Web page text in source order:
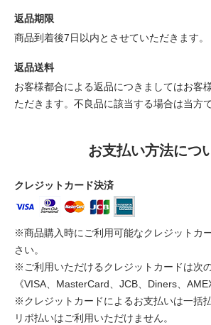
返品期限
商品到着後7日以内とさせていただきます。
返品送料
お客様都合による返品につきましてはお客
ただきます。不良品に該当する場合は当方
お支払い方法につ
クレジットカード決済
※商品購入時にご利用可能なクレジットカ
さい。
※ご利用いただけるクレジットカードは次の
《VISA、MasterCard、JCB、Diners、
※クレジットカードによるお支払いは一括
リボ払いはご利用いただけません。